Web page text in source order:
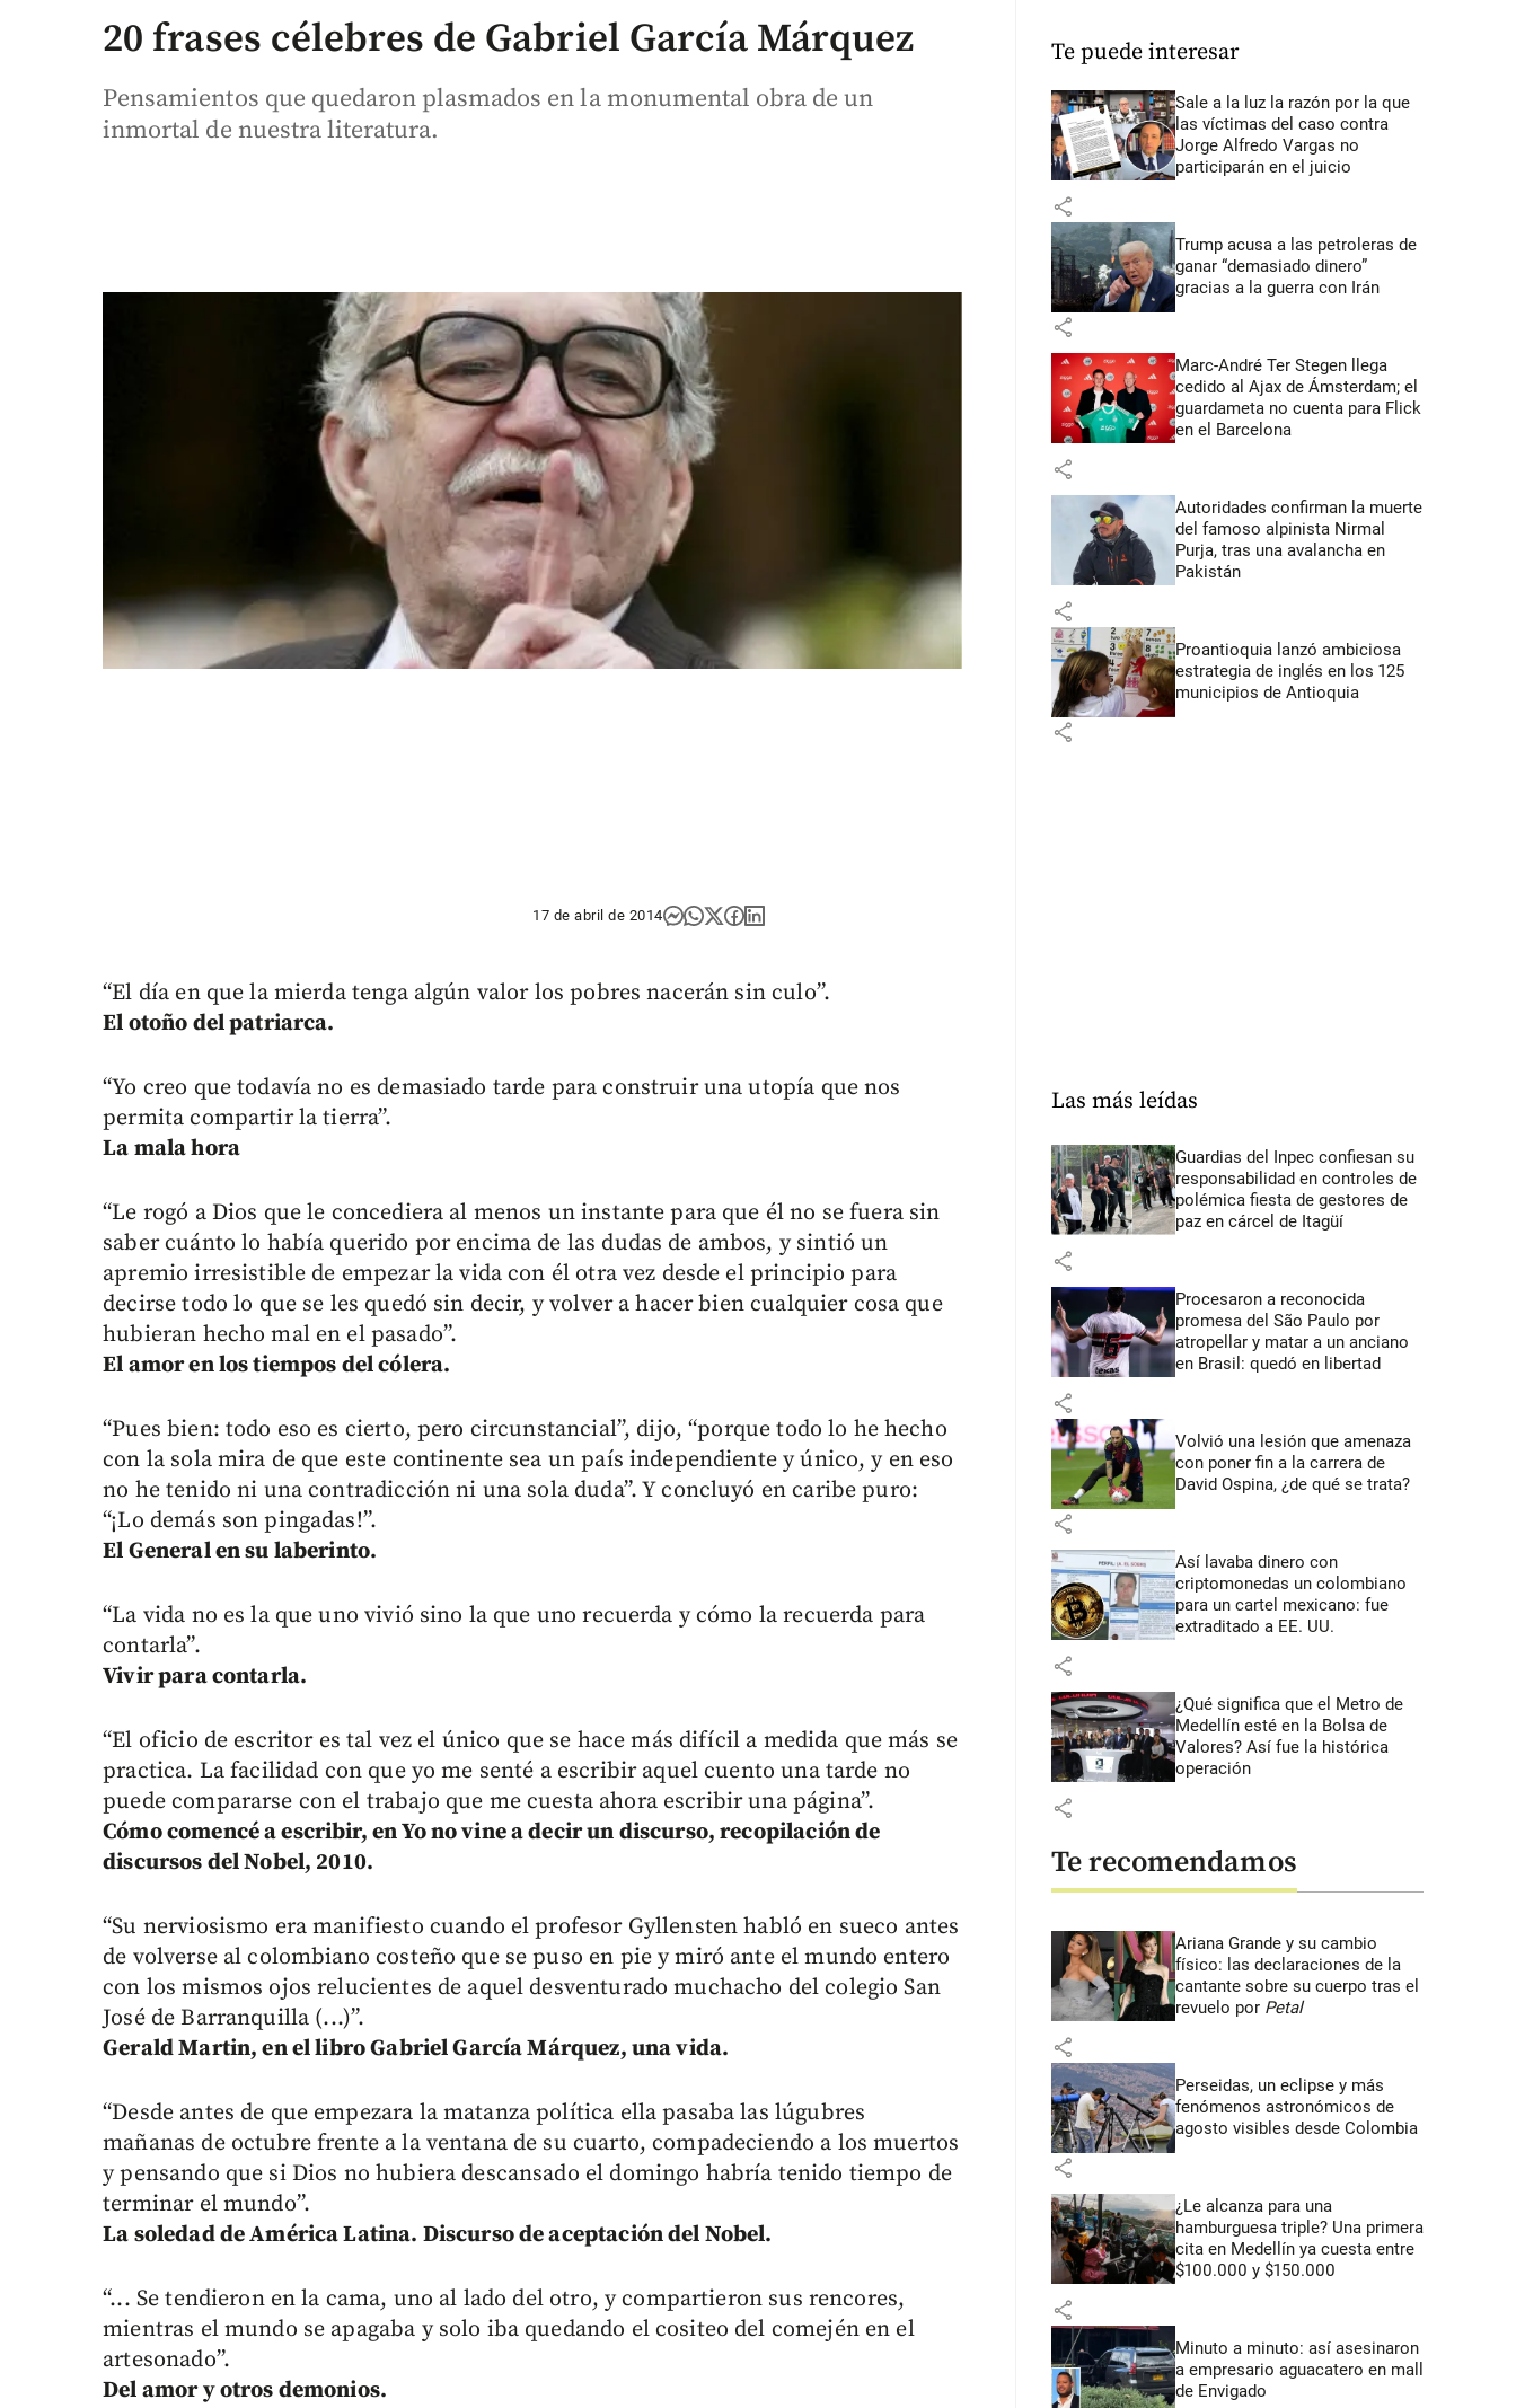
20 frases célebres de Gabriel García Márquez
Pensamientos que quedaron plasmados en la monumental obra de un
inmortal de nuestra literatura.
17 de abril de 2014
“El día en que la mierda tenga algún valor los pobres nacerán sin culo”.
El otoño del patriarca.
“Yo creo que todavía no es demasiado tarde para construir una utopía que nos
permita compartir la tierra”.
La mala hora
“Le rogó a Dios que le concediera al menos un instante para que él no se fuera sin
saber cuánto lo había querido por encima de las dudas de ambos, y sintió un
apremio irresistible de empezar la vida con él otra vez desde el principio para
decirse todo lo que se les quedó sin decir, y volver a hacer bien cualquier cosa que
hubieran hecho mal en el pasado”.
El amor en los tiempos del cólera.
“Pues bien: todo eso es cierto, pero circunstancial”, dijo, “porque todo lo he hecho
con la sola mira de que este continente sea un país independiente y único, y en eso
no he tenido ni una contradicción ni una sola duda”. Y concluyó en caribe puro:
“¡Lo demás son pingadas!”.
El General en su laberinto.
“La vida no es la que uno vivió sino la que uno recuerda y cómo la recuerda para
contarla”.
Vivir para contarla.
“El oficio de escritor es tal vez el único que se hace más difícil a medida que más se
practica. La facilidad con que yo me senté a escribir aquel cuento una tarde no
puede compararse con el trabajo que me cuesta ahora escribir una página”.
Cómo comencé a escribir, en Yo no vine a decir un discurso, recopilación de
discursos del Nobel, 2010.
“Su nerviosismo era manifiesto cuando el profesor Gyllensten habló en sueco antes
de volverse al colombiano costeño que se puso en pie y miró ante el mundo entero
con los mismos ojos relucientes de aquel desventurado muchacho del colegio San
José de Barranquilla (...)”.
Gerald Martin, en el libro Gabriel García Márquez, una vida.
“Desde antes de que empezara la matanza política ella pasaba las lúgubres
mañanas de octubre frente a la ventana de su cuarto, compadeciendo a los muertos
y pensando que si Dios no hubiera descansado el domingo habría tenido tiempo de
terminar el mundo”.
La soledad de América Latina. Discurso de aceptación del Nobel.
“... Se tendieron en la cama, uno al lado del otro, y compartieron sus rencores,
mientras el mundo se apagaba y solo iba quedando el cositeo del comején en el
artesonado”.
Del amor y otros demonios.
Te puede interesar
Sale a la luz la razón por la que
las víctimas del caso contra
Jorge Alfredo Vargas no
participarán en el juicio
share
Trump acusa a las petroleras de
ganar “demasiado dinero”
gracias a la guerra con Irán
share
Marc-André Ter Stegen llega
cedido al Ajax de Ámsterdam; el
guardameta no cuenta para Flick
en el Barcelona
share
Autoridades confirman la muerte
del famoso alpinista Nirmal
Purja, tras una avalancha en
Pakistán
share
Proantioquia lanzó ambiciosa
estrategia de inglés en los 125
municipios de Antioquia
share
Las más leídas
Guardias del Inpec confiesan su
responsabilidad en controles de
polémica fiesta de gestores de
paz en cárcel de Itagüí
share
Procesaron a reconocida
promesa del São Paulo por
atropellar y matar a un anciano
en Brasil: quedó en libertad
share
Volvió una lesión que amenaza
con poner fin a la carrera de
David Ospina, ¿de qué se trata?
share
Así lavaba dinero con
criptomonedas un colombiano
para un cartel mexicano: fue
extraditado a EE. UU.
share
¿Qué significa que el Metro de
Medellín esté en la Bolsa de
Valores? Así fue la histórica
operación
share
Te recomendamos
Ariana Grande y su cambio
físico: las declaraciones de la
cantante sobre su cuerpo tras el
revuelo por Petal
share
Perseidas, un eclipse y más
fenómenos astronómicos de
agosto visibles desde Colombia
share
¿Le alcanza para una
hamburguesa triple? Una primera
cita en Medellín ya cuesta entre
$100.000 y $150.000
share
Minuto a minuto: así asesinaron
a empresario aguacatero en mall
de Envigado